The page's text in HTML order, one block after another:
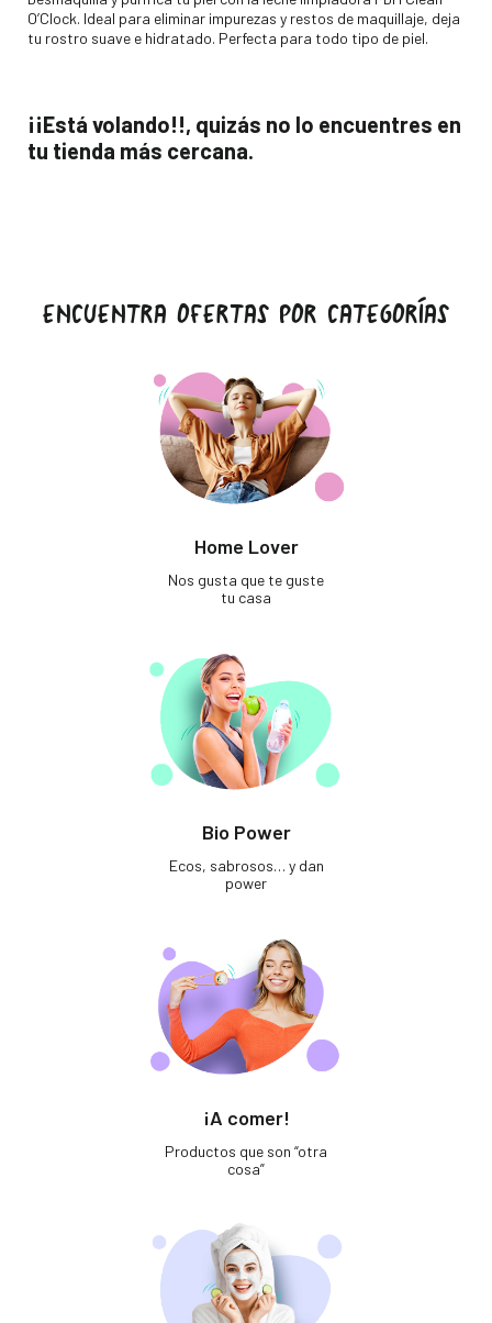
O’Clock. Ideal para eliminar impurezas y restos de maquillaje, deja
tu rostro suave e hidratado. Perfecta para todo tipo de piel.
¡¡Está volando!!, quizás no lo encuentres en
tu tienda más cercana.
ENCUENTRA OFERTAS POR CATEGORÍAS
Home Lover
Nos gusta que te guste
tu casa
Bio Power
Ecos, sabrosos… y dan
power
¡A comer!
Productos que son “otra
cosa”